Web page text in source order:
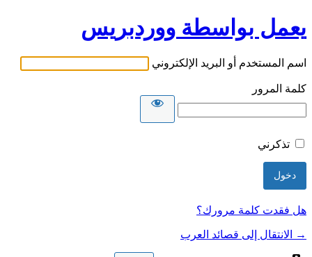
يعمل بواسطة ووردبريس
اسم المستخدم أو البريد الإلكتروني
كلمة المرور
تذكرني
هل فقدت كلمة مرورك؟
→ الانتقال إلى قصائد العرب